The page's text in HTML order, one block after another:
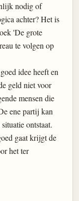
nodig of
achter? Het is
'De grote
te volgen op
idee heeft en
geld niet voor
mensen die
ene partij kan
ontstaat.
gaat krijgt de
het ter